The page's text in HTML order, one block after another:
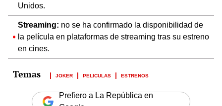
Unidos.
Streaming: no se ha confirmado la disponibilidad de
la película en plataformas de streaming tras su estreno
en cines.
JOKER PELICULAS ESTRENOS
Prefiero a La República en